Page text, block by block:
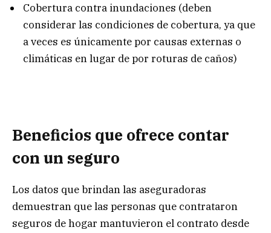
Cobertura contra inundaciones (deben
considerar las condiciones de cobertura, ya que
a veces es únicamente por causas externas o
climáticas en lugar de por roturas de caños)
Beneficios que ofrece contar
con un seguro
Los datos que brindan las aseguradoras
demuestran que las personas que contrataron
seguros de hogar mantuvieron el contrato desde